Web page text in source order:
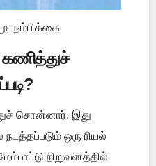
கணித்துச்
சொன்னார். இது
ஒரு ரியல்
நிறுவனத்தில்